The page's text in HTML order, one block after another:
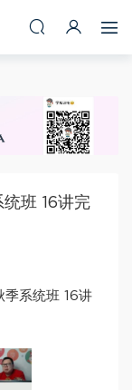
班 16讲完
季系统班 16讲